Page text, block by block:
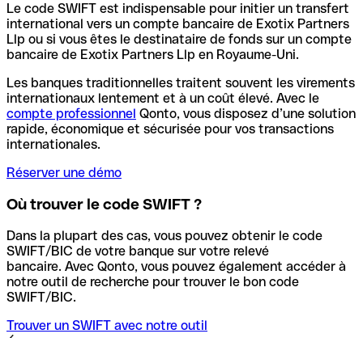
Le code SWIFT est indispensable pour initier un transfert
international vers un compte bancaire de Exotix Partners
Llp ou si vous êtes le destinataire de fonds sur un compte
bancaire de Exotix Partners Llp en Royaume-Uni.
Les banques traditionnelles traitent souvent les virements
internationaux lentement et à un coût élevé. Avec le
compte professionnel Qonto, vous disposez d’une solution
rapide, économique et sécurisée pour vos transactions
internationales.
Réserver une démo
Où trouver le code SWIFT ?
Dans la plupart des cas, vous pouvez obtenir le code
SWIFT/BIC de votre banque sur votre relevé
bancaire. Avec Qonto, vous pouvez également accéder à
notre outil de recherche pour trouver le bon code
SWIFT/BIC.
Trouver un SWIFT avec notre outil